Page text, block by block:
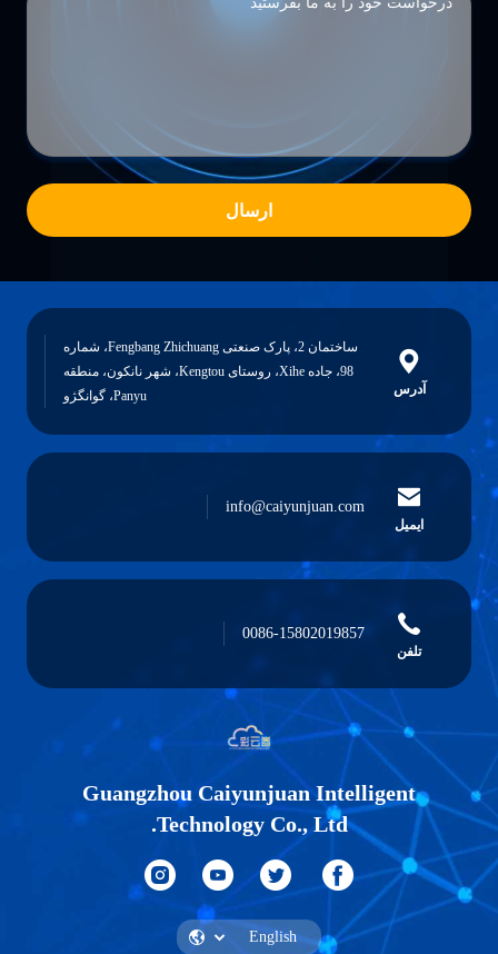
ارسال
آدرس
ساختمان 2، پارک صنعتی Fengbang Zhichuang، شماره
98، جاده Xihe، روستای Kengtou، شهر نانکون، منطقه
Panyu، گوانگژو
ایمیل
info@caiyunjuan.com
تلفن
0086-15802019857
Guangzhou Caiyunjuan Intelligent
Technology Co., Ltd.